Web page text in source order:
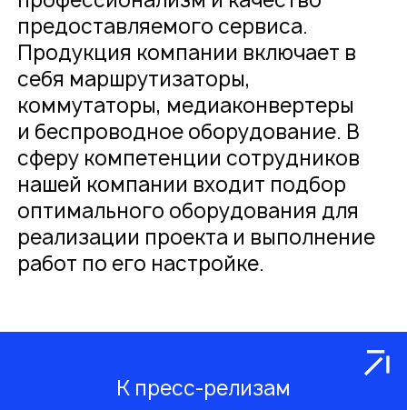
предоставляемого сервиса.
Продукция компании включает в
себя маршрутизаторы,
коммутаторы, медиаконвертеры
и беспроводное оборудование. В
сферу компетенции сотрудников
нашей компании входит подбор
оптимального оборудования для
реализации проекта и выполнение
работ по его настройке.
К пресс-релизам